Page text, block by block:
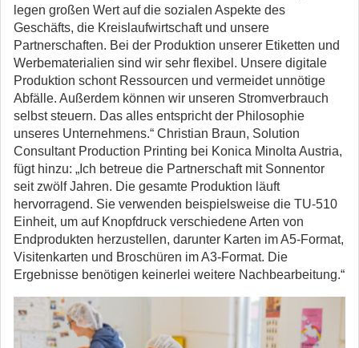
legen großen Wert auf die sozialen Aspekte des
Geschäfts, die Kreislaufwirtschaft und unsere
Partnerschaften. Bei der Produktion unserer Etiketten und
Werbematerialien sind wir sehr flexibel. Unsere digitale
Produktion schont Ressourcen und vermeidet unnötige
Abfälle. Außerdem können wir unseren Stromverbrauch
selbst steuern. Das alles entspricht der Philosophie
unseres Unternehmens.“ Christian Braun, Solution
Consultant Production Printing bei Konica Minolta Austria,
fügt hinzu: „Ich betreue die Partnerschaft mit Sonnentor
seit zwölf Jahren. Die gesamte Produktion läuft
hervorragend. Sie verwenden beispielsweise die TU-510
Einheit, um auf Knopfdruck verschiedene Arten von
Endprodukten herzustellen, darunter Karten im A5-Format,
Visitenkarten und Broschüren im A3-Format. Die
Ergebnisse benötigen keinerlei weitere Nachbearbeitung.“